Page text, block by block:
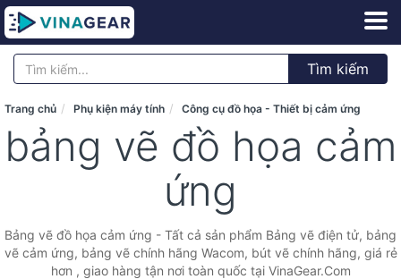
Tìm kiếm
Trang chủ Phụ kiện máy tính Công cụ đồ họa - Thiết bị cảm ứng
bảng vẽ đồ họa cảm
ứng
Bảng vẽ đồ họa cảm ứng - Tất cả sản phẩm Bảng vẽ điện tử, bảng
vẽ cảm ứng, bảng vẽ chính hãng Wacom, bút vẽ chính hãng, giá rẻ
hơn , giao hàng tận nơi toàn quốc tại VinaGear.Com